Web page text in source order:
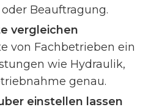
Beauftragung.
vergleichen
von Fachbetrieben ein
wie Hydraulik,
genau.
einstellen lassen